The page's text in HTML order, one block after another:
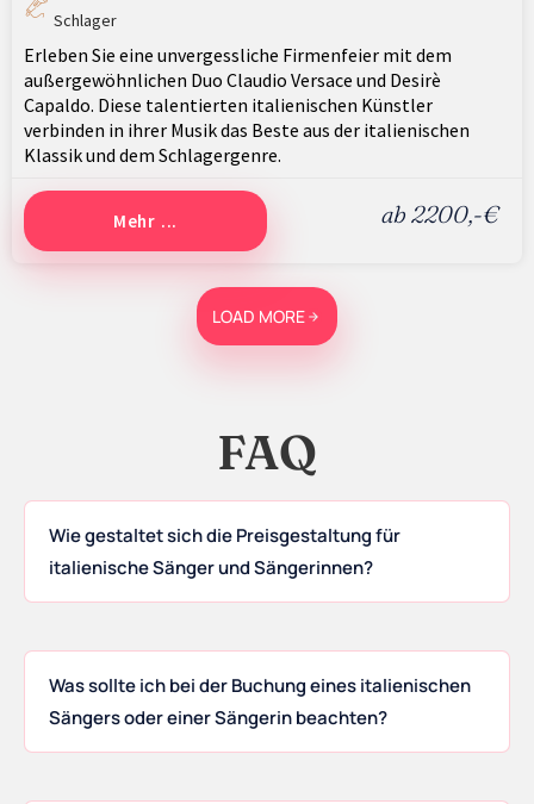
Mehr ... ab 2200,-€
Schlager
Erleben Sie eine unvergessliche Firmenfeier mit dem
außergewöhnlichen Duo Claudio Versace und Desirè
Capaldo. Diese talentierten italienischen Künstler
verbinden in ihrer Musik das Beste aus der italienischen
Klassik und dem Schlagergenre.
LOAD MORE
FAQ
Wie gestaltet sich die Preisgestaltung für
italienische Sänger und Sängerinnen?
Was sollte ich bei der Buchung eines italienischen
Sängers oder einer Sängerin beachten?